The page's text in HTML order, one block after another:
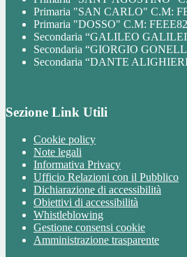
Primaria "SAN CARLO" C.M:
Primaria "DOSSO" C.M:
Secondaria “GALILEO
Secondaria “GIORGIO
Secondaria “DANTE
Sezione Link Utili
Cookie policy
Note legali
Informativa Privacy
Ufficio Relazioni con il Pubblico
Dichiarazione di accessibilità
Obiettivi di accessibilità
Whistleblowing
Gestione consensi cookie
Amministrazione trasparente